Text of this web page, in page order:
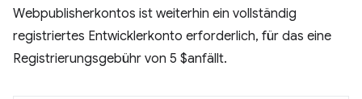
Webpublisherkontos ist weiterhin ein vollständig
registriertes Entwicklerkonto erforderlich, für das eine
Registrierungsgebühr von 5 $anfällt.